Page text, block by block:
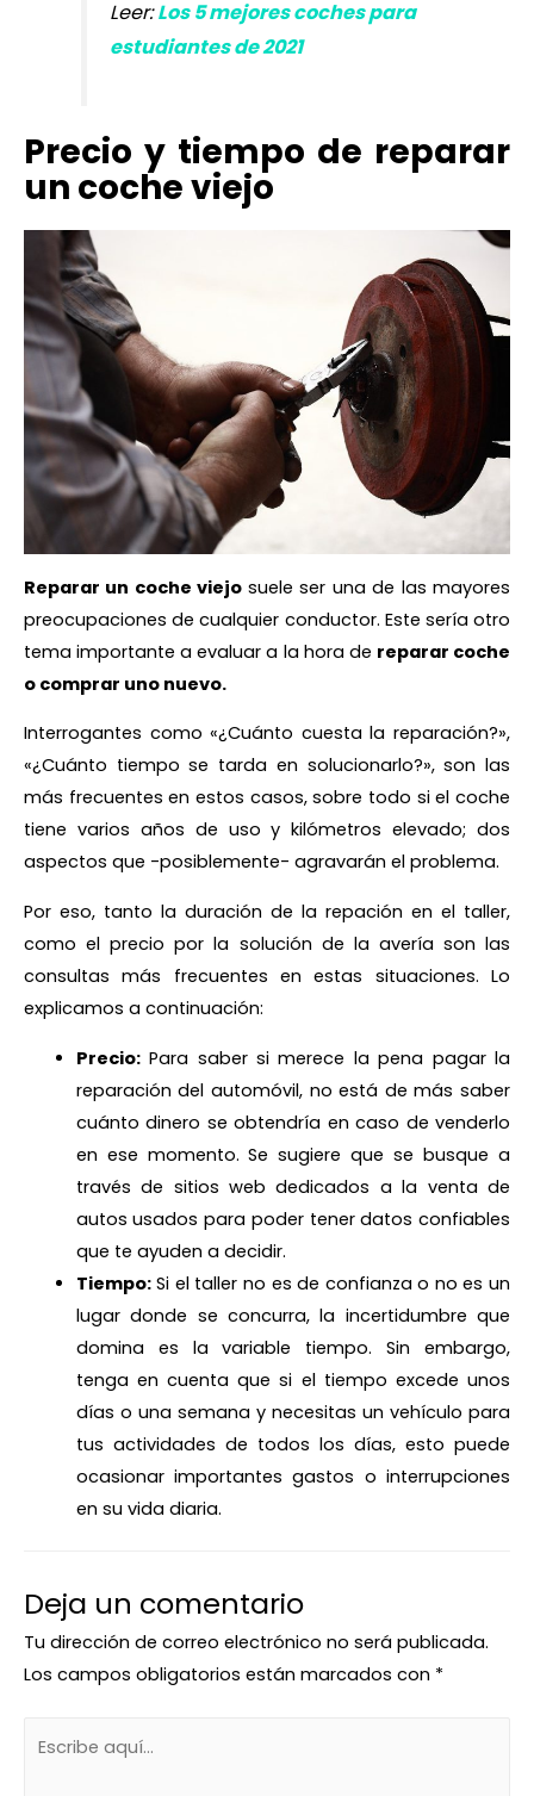
Leer:Los 5 mejores coches para
estudiantes de 2021
Precio y tiempo de reparar
un coche viejo
Reparar un coche viejo suele ser una de las mayores
preocupaciones de cualquier conductor. Este sería otro
tema importante a evaluar a la hora de reparar coche
o comprar uno nuevo.
Interrogantes como «¿Cuánto cuesta la reparación?»,
«¿Cuánto tiempo se tarda en solucionarlo?», son las
más frecuentes en estos casos, sobre todo si el coche
tiene varios años de uso y kilómetros elevado; dos
aspectos que -posiblemente- agravarán el problema.
Por eso, tanto la duración de la repación en el taller,
como el precio por la solución de la avería son las
consultas más frecuentes en estas situaciones. Lo
explicamos a continuación:
Precio:Para saber si merece la pena pagar la
reparación del automóvil, no está de más saber
cuánto dinero se obtendría en caso de venderlo
en ese momento. Se sugiere que se busque a
través de sitios web dedicados a la venta de
autos usados para poder tener datos confiables
que te ayuden a decidir.
Tiempo:Si el taller no es de confianza o no es un
lugar donde se concurra, la incertidumbre que
domina es la variable tiempo. Sin embargo,
tenga en cuenta que si el tiempo excede unos
días o una semana y necesitas un vehículo para
tus actividades de todos los días, esto puede
ocasionar importantes gastos o interrupciones
en su vida diaria.
Deja un comentario
Tu dirección de correo electrónico no será publicada.
Los campos obligatorios están marcados con *